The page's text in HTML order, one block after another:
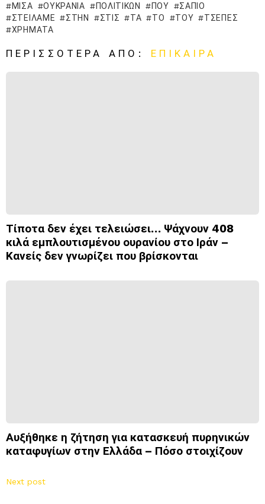
ΜΙΣΆ
ΟΥΚΡΑΝΊΑ ΠΟΛΙΤΙΚΏΝ ΠΟΥ
ΣΆΠΙΟ
ΣΤΕΊΛΑΜΕ
ΣΤΗΝ ΣΤΙΣ ΤΑ ΤΟ ΤΟΥ
ΤΣΈΠΕΣ
ΧΡΉΜΑΤΑ
ΠΕΡΙΣΣΌΤΕΡΑ ΑΠΌ: ΕΠΊΚΑΙΡΑ
Τίποτα δεν έχει τελειώσει… Ψάχνουν 408
κιλά εμπλουτισμένου ουρανίου στο Ιράν –
Κανείς δεν γνωρίζει που βρίσκονται
Αυξήθηκε η ζήτηση για κατασκευή πυρηνικών
καταφυγίων στην Ελλάδα – Πόσο στοιχίζουν
Next post